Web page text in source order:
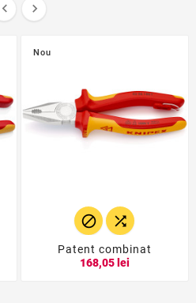
 
Nou
 
Patent combinat
168,05 lei